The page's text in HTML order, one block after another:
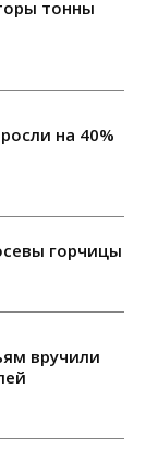
тонны
на 40%
горчицы
вручили